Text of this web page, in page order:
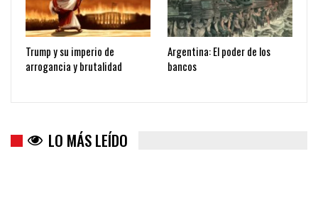
Trump y su imperio de
arrogancia y brutalidad
Argentina: El poder de los
bancos
LO MÁS LEÍDO